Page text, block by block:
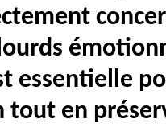
essentielle
tout en